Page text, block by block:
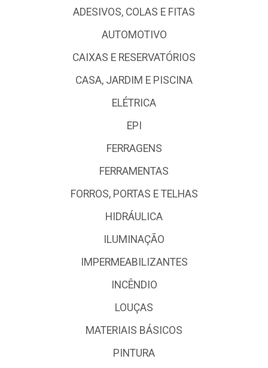
ADESIVOS, COLAS E FITAS
AUTOMOTIVO
CAIXAS E RESERVATÓRIOS
CASA, JARDIM E PISCINA
ELÉTRICA
EPI
FERRAGENS
FERRAMENTAS
FORROS, PORTAS E TELHAS
HIDRÁULICA
ILUMINAÇÃO
IMPERMEABILIZANTES
INCÊNDIO
LOUÇAS
MATERIAIS BÁSICOS
PINTURA